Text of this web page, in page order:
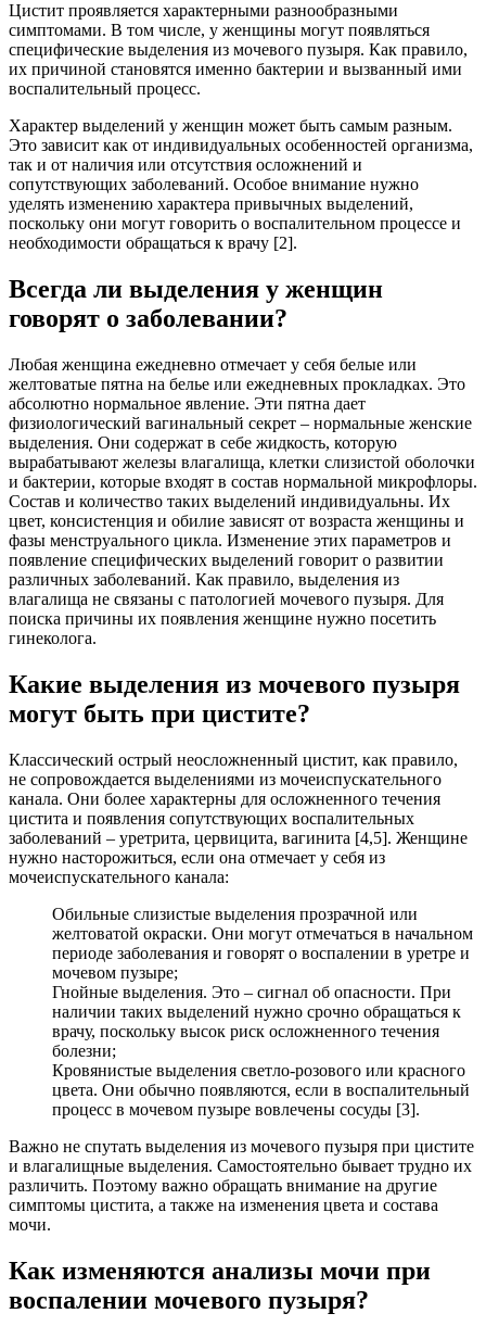
Цистит проявляется характерными разнообразными
симптомами. В том числе, у женщины могут появляться
специфические выделения из мочевого пузыря. Как правило,
их причиной становятся именно бактерии и вызванный ими
воспалительный процесс.
Характер выделений у женщин может быть самым разным.
Это зависит как от индивидуальных особенностей организма,
так и от наличия или отсутствия осложнений и
сопутствующих заболеваний. Особое внимание нужно
уделять изменению характера привычных выделений,
поскольку они могут говорить о воспалительном процессе и
необходимости обращаться к врачу [2].
Всегда ли выделения у женщин
говорят о заболевании?
Любая женщина ежедневно отмечает у себя белые или
желтоватые пятна на белье или ежедневных прокладках. Это
абсолютно нормальное явление. Эти пятна дает
физиологический вагинальный секрет – нормальные женские
выделения. Они содержат в себе жидкость, которую
вырабатывают железы влагалища, клетки слизистой оболочки
и бактерии, которые входят в состав нормальной микрофлоры.
Состав и количество таких выделений индивидуальны. Их
цвет, консистенция и обилие зависят от возраста женщины и
фазы менструального цикла. Изменение этих параметров и
появление специфических выделений говорит о развитии
различных заболеваний. Как правило, выделения из
влагалища не связаны с патологией мочевого пузыря. Для
поиска причины их появления женщине нужно посетить
гинеколога.
Какие выделения из мочевого пузыря
могут быть при цистите?
Классический острый неосложненный цистит, как правило,
не сопровождается выделениями из мочеиспускательного
канала. Они более характерны для осложненного течения
цистита и появления сопутствующих воспалительных
заболеваний – уретрита, цервицита, вагинита [4,5]. Женщине
нужно насторожиться, если она отмечает у себя из
мочеиспускательного канала:
Обильные слизистые выделения прозрачной или
желтоватой окраски. Они могут отмечаться в начальном
периоде заболевания и говорят о воспалении в уретре и
мочевом пузыре;
Гнойные выделения. Это – сигнал об опасности. При
наличии таких выделений нужно срочно обращаться к
врачу, поскольку высок риск осложненного течения
болезни;
Кровянистые выделения светло-розового или красного
цвета. Они обычно появляются, если в воспалительный
процесс в мочевом пузыре вовлечены сосуды [3].
Важно не спутать выделения из мочевого пузыря при цистите
и влагалищные выделения. Самостоятельно бывает трудно их
различить. Поэтому важно обращать внимание на другие
симптомы цистита, а также на изменения цвета и состава
мочи.
Как изменяются анализы мочи при
воспалении мочевого пузыря?